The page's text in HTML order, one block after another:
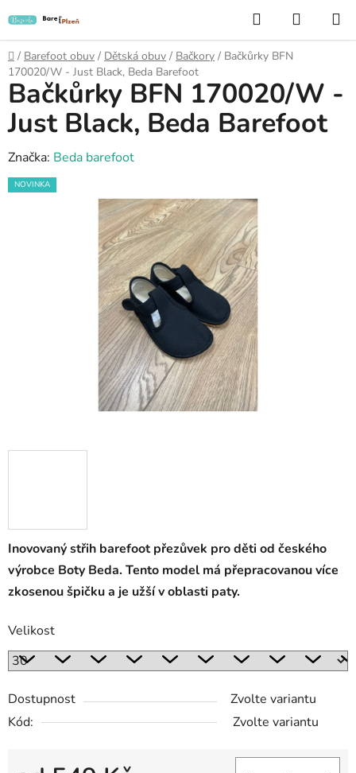
na
obsah
Hledat
KOŠÍK
Domů
/ Barefoot obuv / Dětská obuv / Bačkory / Bačkůrky BFN
170020/W - Just Black, Beda Barefoot
Inovovaný střih barefoot přezůvek pro děti od českého
výrobce Boty Beda. Tento model má přepracovanou více
zkosenou špičku a je užší v oblasti paty.
Velikost
Dostupnost
Zvolte variantu
Kód:
Zvolte variantu
Bačkůrky BFN 170020/W -
Just Black, Beda Barefoot
Značka: Beda barefoot
NOVINKA